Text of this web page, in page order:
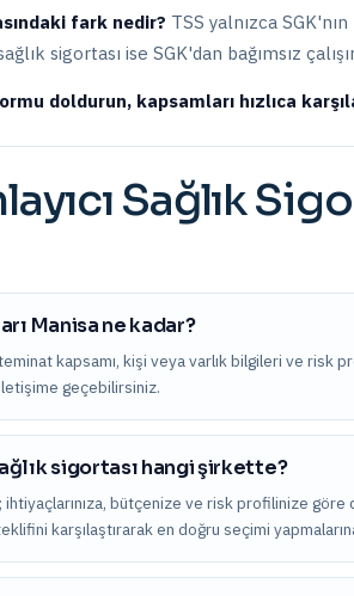
fark nedir? TSS yalnızca
sigortası ise SGK'dan bağımsız
doldurun, kapsamları hızlıca
Sağlık
Manisa ne kadar?
kapsamı, kişi veya varlık bilgileri ve
geçebilirsiniz.
sigortası hangi şirkette?
ihtiyaçlarınıza, bütçenize ve risk profilinize
karşılaştırarak en doğru seçimi